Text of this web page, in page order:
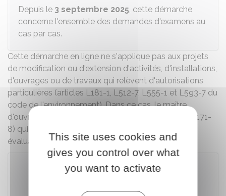
Depuis le 3 septembre 2025, cette démarche
concerne l'ensemble des demandes d'examens au
cas par cas.
Cette démarche en ligne ne s'applique pas aux projets
de modification ou d'extension d'activités, d'installations,
d'ouvrages ou de travaux qui relèvent d'autorisations
particulières (articles L181-1, L512-7, L555-1 et L593-7 du
code de l'environnement). Dans ce cas, le maître
d'ouvrage doit saisir le service compétent (article L171-
8) qui déterminera si le projet est soumis à une
évaluation environnementale.
This site uses cookies and
gives you control over what
you want to activate